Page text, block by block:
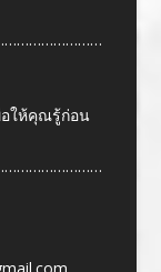
ให้คุณรู้ก่อน